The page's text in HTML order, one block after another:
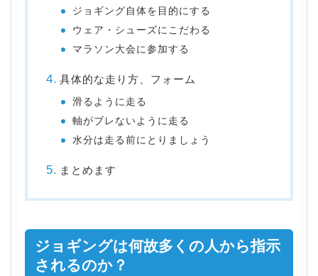
ジョギング自体を目的にする
ウェア・シューズにこだわる
マラソン大会に参加する
具体的な走り方、フォーム
滑るように走る
軸がブレないように走る
水分は走る前にとりましょう
まとめます
ジョギングは何故多くの人から指示
されるのか？